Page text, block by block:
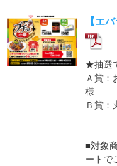
【エ
★抽選
Ａ賞：
様
Ｂ賞
■対象
ートで